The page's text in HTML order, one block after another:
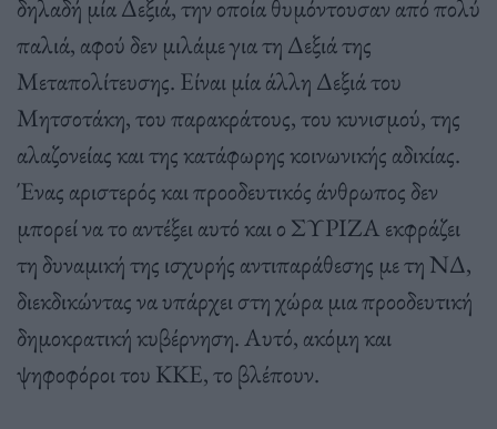
δηλαδή μία Δεξιά, την οποία θυμόντουσαν από πολύ
παλιά, αφού δεν μιλάμε για τη Δεξιά της
Μεταπολίτευσης. Είναι μία άλλη Δεξιά του
Μητσοτάκη, του παρακράτους, του κυνισμού, της
αλαζονείας και της κατάφωρης κοινωνικής αδικίας.
Ένας αριστερός και προοδευτικός άνθρωπος δεν
μπορεί να το αντέξει αυτό και ο ΣΥΡΙΖΑ εκφράζει
τη δυναμική της ισχυρής αντιπαράθεσης με τη ΝΔ,
διεκδικώντας να υπάρχει στη χώρα μια προοδευτική
δημοκρατική κυβέρνηση. Αυτό, ακόμη και
ψηφοφόροι του ΚΚΕ, το βλέπουν.